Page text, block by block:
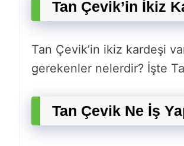
Tan Çevik’in İkiz
Tan Çevik’in ikiz kardeşi
gerekenler nelerdir? İşte
Tan Çevik Ne İş